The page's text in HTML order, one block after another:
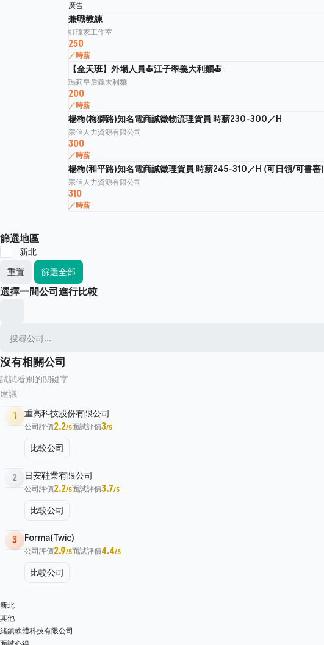
廣告
兼職教練
虹瑋家工作室
250
／時薪
【全天班】外場人員🍝江子翠義大利麵🍝
瑪莉皇后義大利麵
200
／時薪
楊梅(梅獅路)知名電商誠徵物流理貨員 時薪230-300／H
宗信人力資源有限公司
300
／時薪
楊梅(和平路)知名電商誠徵理貨員 時薪245-310／H (可日領/可書審)
宗信人力資源有限公司
310
／時薪
篩選地區
新北
重置
篩選全部
選擇一間公司進行比較
沒有相關公司
試試看別的關鍵字
建議
1 重高科技股份有限公司
公司評價2.2/5面試評價3/5
比較公司
2 日安鞋業有限公司
公司評價2.2/5面試評價3.7/5
比較公司
3 Forma(Twic)
公司評價2.9/5面試評價4.4/5
比較公司
新北
其他
緒鎮軟體科技有限公司